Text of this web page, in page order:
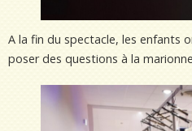
A la fin du spectacle, les enfants
poser des questions à la